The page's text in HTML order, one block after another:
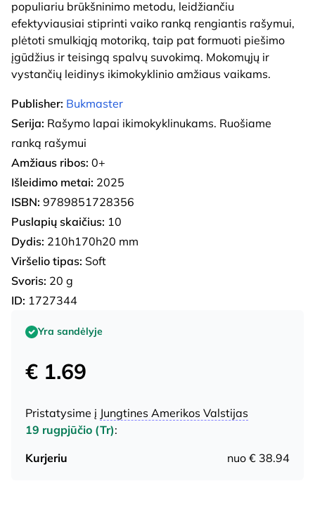
populiariu brūkšninimo metodu, leidžiančiu
efektyviausiai stiprinti vaiko ranką rengiantis rašymui,
plėtoti smulkiąją motoriką, taip pat formuoti piešimo
įgūdžius ir teisingą spalvų suvokimą. Mokomųjų ir
vystančių leidinys ikimokyklinio amžiaus vaikams.
Publisher: Bukmaster
Serija: Rašymo lapai ikimokyklinukams. Ruošiame
ranką rašymui
Amžiaus ribos: 0+
Išleidimo metai: 2025
ISBN: 9789851728356
Puslapių skaičius: 10
Dydis: 210h170h20 mm
Viršelio tipas: Soft
Svoris: 20 g
ID: 1727344
Yra sandėlyje
€ 1.69
Pristatysime į Jungtines Amerikos Valstijas
19 rugpjūčio (Tr):
Kurjeriu
nuo € 38.94